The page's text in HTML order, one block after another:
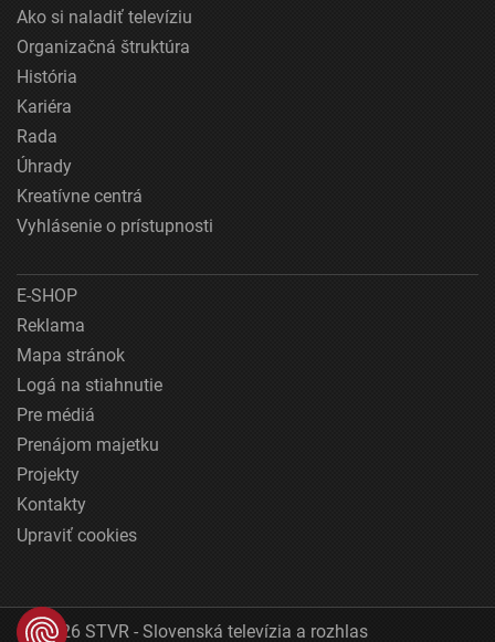
Ako si naladiť televíziu
Organizačná štruktúra
História
Kariéra
Rada
Úhrady
Kreatívne centrá
Vyhlásenie o prístupnosti
E-SHOP
Reklama
Mapa stránok
Logá na stiahnutie
Pre médiá
Prenájom majetku
Projekty
Kontakty
Upraviť cookies
© 2026 STVR - Slovenská televízia a rozhlas